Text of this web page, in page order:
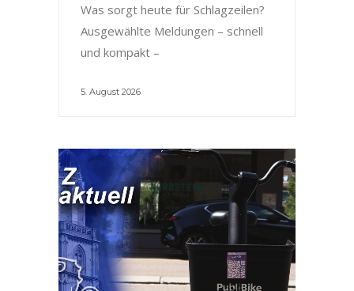
Was sorgt heute für Schlagzeilen?
Ausgewählte Meldungen – schnell
und kompakt –
5. August 2026